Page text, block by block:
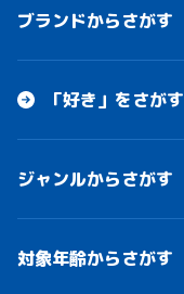
ブランドからさがす
「好き」をさがす
ジャンルからさがす
対象年齢からさがす